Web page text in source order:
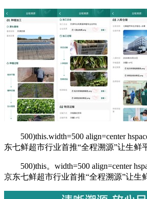
500)this.width=500 align=center
东七鲜超市行业首推“全程溯源”让生鲜
500)this。width=500 align=center
京东七鲜超市行业首推“全程溯源”让生